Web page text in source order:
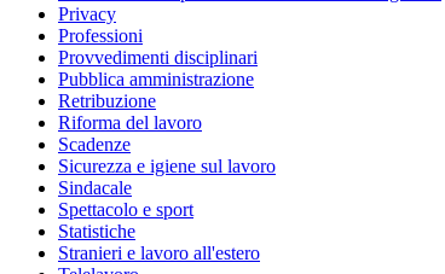
Privacy
Professioni
Provvedimenti disciplinari
Pubblica amministrazione
Retribuzione
Riforma del lavoro
Scadenze
Sicurezza e igiene sul lavoro
Sindacale
Spettacolo e sport
Statistiche
Stranieri e lavoro all'estero